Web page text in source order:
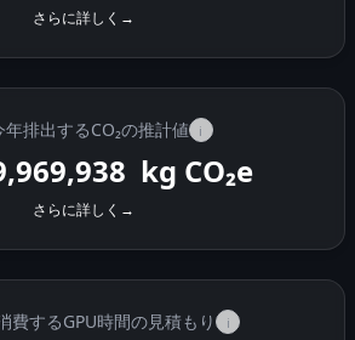
さらに詳しく →
排出するCO₂の推計値 i
kg CO₂e
さらに詳しく →
費するGPU時間の見積もり i